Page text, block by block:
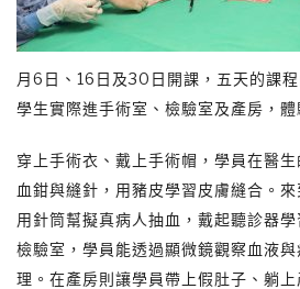
月6日、16日及30日開課，五天的課
學生實際進手術室、檢驗室及產房，體
穿上手術衣、戴上手術帽，學員在醫
血鉗與縫針，用豬皮學習皮膚縫合。
用針筒幫擬真病人抽血，戴起聽診器
檢驗室，學員能透過顯微鏡觀察血液
理。在產房則讓學員帶上假肚子、躺